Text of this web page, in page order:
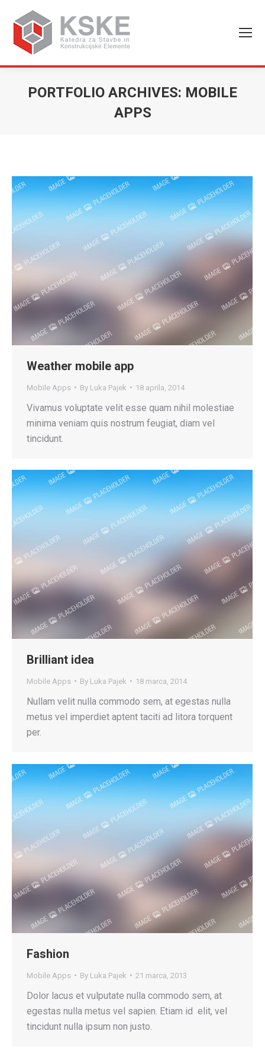
PORTFOLIO ARCHIVES: MOBILE
APPS
Weather mobile app
Mobile Apps By Luka Pajek 18 aprila, 2014
Vivamus voluptate velit esse quam nihil molestiae
minima veniam quis nostrum feugiat, diam vel
tincidunt.
Brilliant idea
Mobile Apps By Luka Pajek 18 marca, 2014
Nullam velit nulla commodo sem, at egestas nulla
metus vel imperdiet aptent taciti ad litora torquent
per.
Fashion
Mobile Apps By Luka Pajek 21 marca, 2013
Dolor lacus et vulputate nulla commodo sem, at
egestas nulla metus vel sapien. Etiam id elit, vel
tincidunt nulla ipsum non justo.